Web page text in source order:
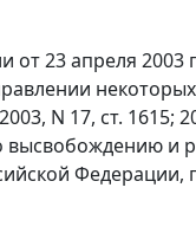
от 23 апреля 2003
N 17, ст. 1615;
высвобождению
Федерации,